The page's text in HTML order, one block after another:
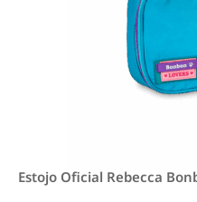
Estojo Oficial Rebecca